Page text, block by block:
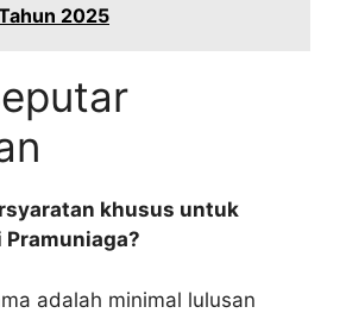
2025
khusus untuk
adalah minimal lulusan